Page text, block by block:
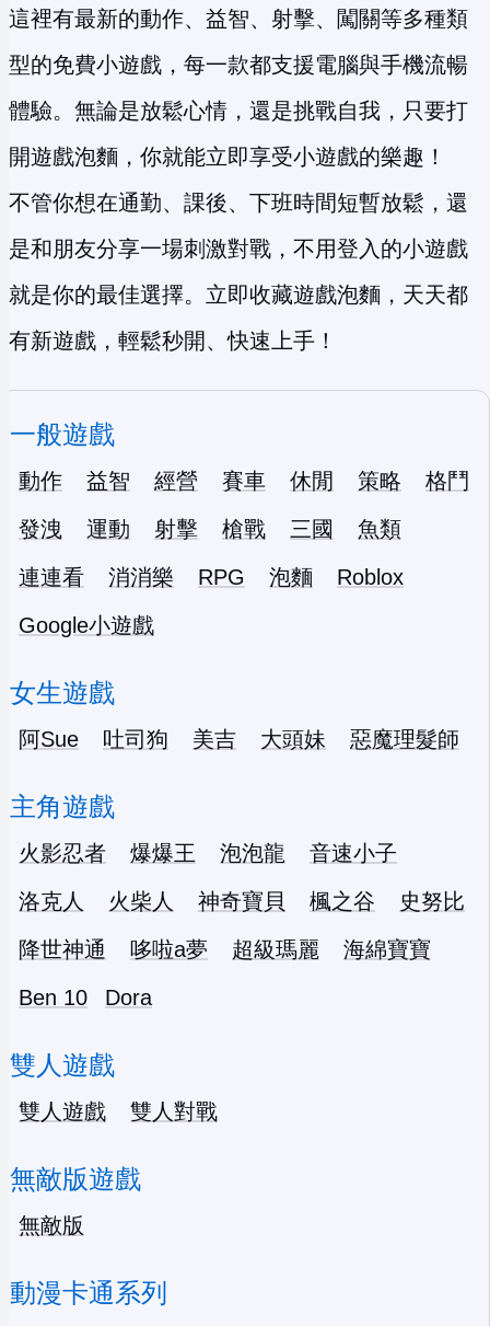
這裡有最新的動作、益智、射擊、闖關等多種類
型的免費小遊戲，每一款都支援電腦與手機流暢
體驗。無論是放鬆心情，還是挑戰自我，只要打
開遊戲泡麵，你就能立即享受小遊戲的樂趣！
不管你想在通勤、課後、下班時間短暫放鬆，還
是和朋友分享一場刺激對戰，不用登入的小遊戲
就是你的最佳選擇。立即收藏遊戲泡麵，天天都
有新遊戲，輕鬆秒開、快速上手！
一般遊戲
動作 益智 經營 賽車 休閒 策略
格鬥
發洩
運動 射擊 槍戰 三國
魚類
連連看
消消樂 RPG 泡麵
Roblox
Google小遊戲
女生遊戲
阿Sue 吐司狗 美吉 大頭妹 惡魔理髮師
主角遊戲
火影忍者 爆爆王 泡泡龍
音速小子
洛克人
火柴人 神奇寶貝 楓之谷
史努比
降世神通
哆啦a夢 超級瑪麗
海綿寶寶
Ben 10
Dora
雙人遊戲
雙人遊戲 雙人對戰
無敵版遊戲
無敵版
動漫卡通系列